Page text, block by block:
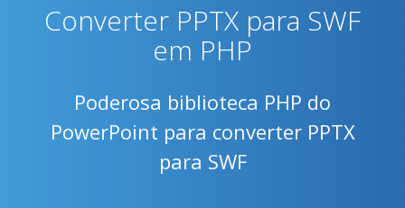
Converter PPTX para SWF
em PHP
Poderosa biblioteca PHP do
PowerPoint para converter PPTX
para SWF